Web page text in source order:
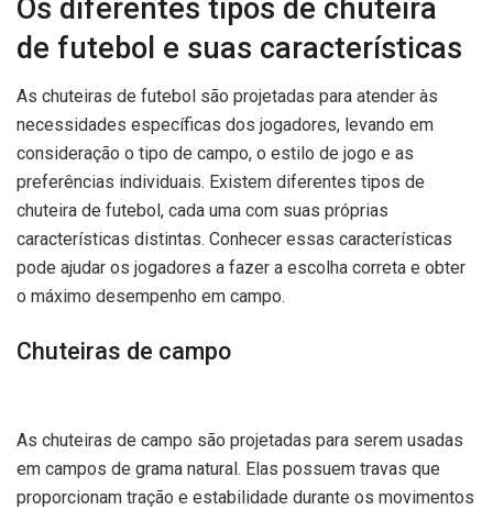
Os diferentes tipos de chuteira
de futebol e suas características
As chuteiras de futebol são projetadas para atender às
necessidades específicas dos jogadores, levando em
consideração o tipo de campo, o estilo de jogo e as
preferências individuais. Existem diferentes tipos de
chuteira de futebol, cada uma com suas próprias
características distintas. Conhecer essas características
pode ajudar os jogadores a fazer a escolha correta e obter
o máximo desempenho em campo.
Chuteiras de campo
As chuteiras de campo são projetadas para serem usadas
em campos de grama natural. Elas possuem travas que
proporcionam tração e estabilidade durante os movimentos